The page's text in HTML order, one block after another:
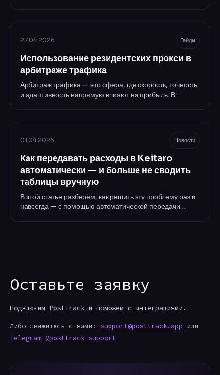
27.04.2026 Гайды
Использование резидентских прокси в
арбитраже трафика
Арбитраж трафика — это сфера, где скорость, точность
и адаптивность напрямую влияют на прибыль. В
искать инструменты, позволяющие работать более
«нативно» и безопасно. Одним из таких инструментов
стали резидентские прокси.
01.04.2026 Новости
Как передавать расходы в Keitaro
автоматически — и больше не сводить
таблицы вручную
В этой статье разберём, как решить эту проблему раз и
навсегда — с помощью автоматической передачи
Оставьте заявку
Подключим PostTrack и поможем с интеграциями.
Либо свяжитесь с нами: support@posttrack.app или
Telegram @posttrack_support